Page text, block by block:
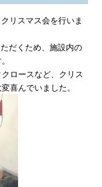
リスマス会を行いま
だくため、施設内の
ロースなど、クリス
喜んでいました。